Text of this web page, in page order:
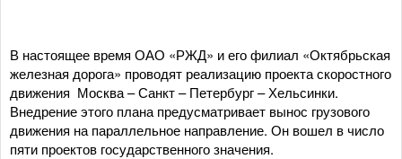
В настоящее время ОАО «РЖД» и его филиал «Октябрьская
железная дорога» проводят реализацию проекта скоростного
движения Москва – Санкт – Петербург – Хельсинки.
Внедрение этого плана предусматривает вынос грузового
движения на параллельное направление. Он вошел в число
пяти проектов государственного значения.